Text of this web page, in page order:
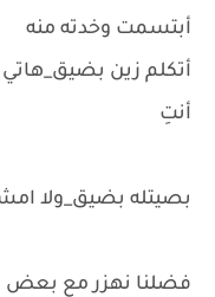
أبتسمت وخدته منه
أتكلم زين
أنتِ
بصيتله بضيق_ولا
فضلنا نهزر مع